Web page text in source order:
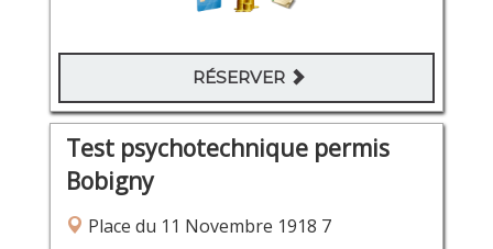
RÉSERVER
Test psychotechnique permis
Bobigny
Place du 11 Novembre 1918 7